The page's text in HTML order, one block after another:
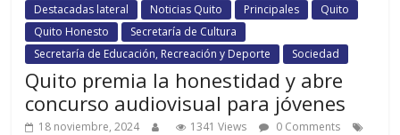
Destacadas lateral Noticias Quito Principales
Quito
Quito Honesto
Secretaría de Cultura
Secretaría de Educación, Recreación y Deporte
Sociedad
Quito premia la honestidad y abre
concurso audiovisual para jóvenes
18 noviembre, 2024 1341 Views
0 Comments